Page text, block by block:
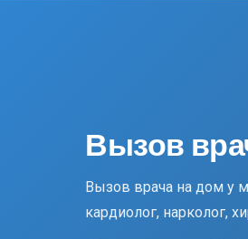
Вызов
Вызов врача на дом у
кардиолог, нарколог,